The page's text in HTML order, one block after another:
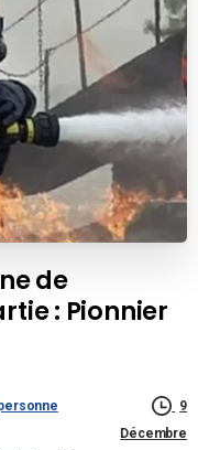
de
: Pionnier
9
Décembre